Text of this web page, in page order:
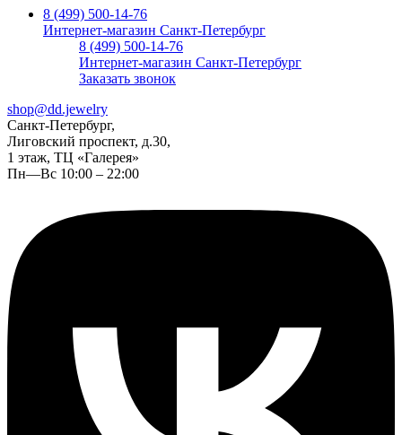
8 (499) 500-14-76
Интернет-магазин Санкт-Петербург
8 (499) 500-14-76
Интернет-магазин Санкт-Петербург
Заказать звонок
shop@dd.jewelry
Санкт-Петербург,
Лиговский проспект, д.30,
1 этаж, ТЦ «Галерея»
Пн—Вс 10:00 – 22:00